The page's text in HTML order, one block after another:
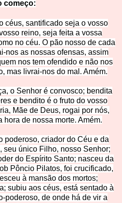
começo:
céus, santificado seja o vosso
reino, seja feita a vossa
no céu. O pão nosso de cada
nos as nossas ofensas, assim
nos tem ofendido e não nos
mas livrai-nos do mal. Amém.
o Senhor é convosco; bendita
e bendito é o fruto do vosso
Mãe de Deus, rogai por nós,
hora de nossa morte. Amém.
poderoso, criador do Céu e da
seu único Filho, nosso Senhor;
do Espírito Santo; nasceu da
Pôncio Pilatos, foi crucificado,
à mansão dos mortos;
subiu aos céus, está sentado à
poderoso, de onde há de vir a